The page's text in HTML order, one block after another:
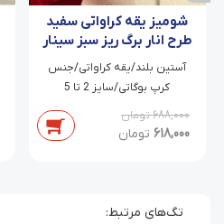
شومیز یقه کراواتی سفید
طرح انار برگ ریز سبز سینار
آستین بلند/یقه کراواتی/جنس
کرپ بوگاتی/سایز 2 تا 5
688,000تومان
618,000 تومان